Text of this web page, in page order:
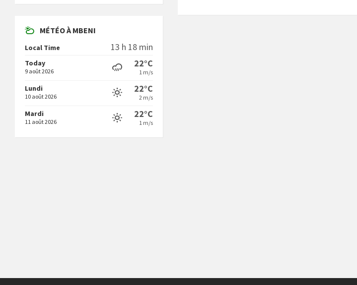
MÉTÉO À MBENI
Local Time 13 h 18 min
Today
9 août 2026
22°C
1 m/s
Lundi
10 août 2026
22°C
2 m/s
Mardi
11 août 2026
22°C
1 m/s